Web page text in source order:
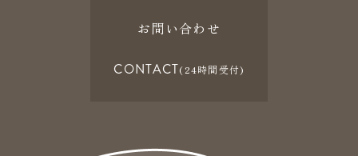
お問い合わせ
CONTACT(24時間受付)